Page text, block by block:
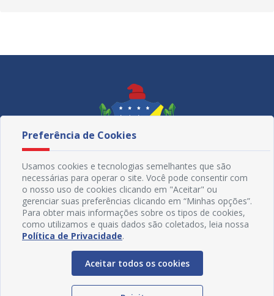
Secretaria da Mulher e Juventude
Secretaria de Articulação Social e Assuntos Religiosos – SAS
Secretaria de Desenvolvimento Social, Diversidade,
Igualdade Racial e Combate à Fome
Secretaria de Educação
Secretaria de Governo, Gestão e Inovação
Secretaria de Meio Ambiente
Secretaria de Obras Estruturantes
Secretaria de Ordem Pública e Habitação
Secretaria de Saúde
Redes Sociais
Preferência de Cookies
Usamos cookies e tecnologias semelhantes que são
necessárias para operar o site. Você pode consentir com
o nosso uso de cookies clicando em "Aceitar" ou
gerenciar suas preferências clicando em “Minhas opções”.
Para obter mais informações sobre os tipos de cookies,
como utilizamos e quais dados são coletados, leia nossa
Política de Privacidade.
Aceitar todos os cookies